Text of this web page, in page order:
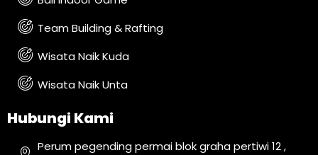
Team Building & Rafting
Wisata Naik Kuda
Wisata Naik Unta
Hubungi Kami
Perum pegending permai blok graha pertiwi 12 ,